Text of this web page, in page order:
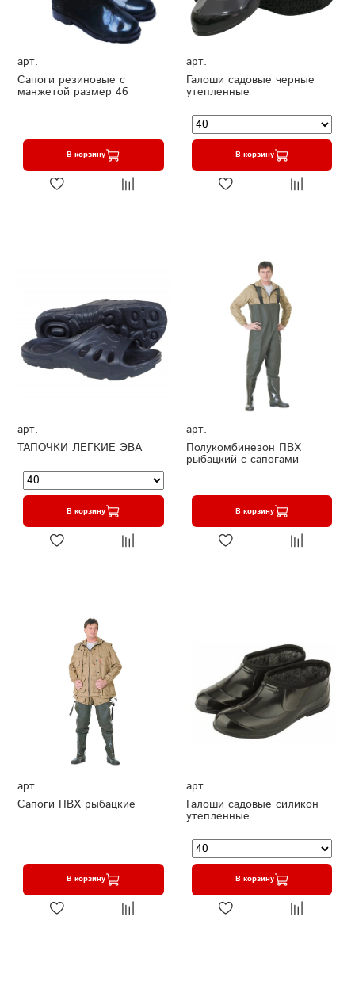
арт.
Сапоги резиновые с
манжетой размер 46
В корзину
арт.
Галоши садовые черные
утепленные
В корзину
арт.
ТАПОЧКИ ЛЕГКИЕ ЭВА
В корзину
арт.
Полукомбинезон ПВХ
рыбацкий с сапогами
В корзину
арт.
Сапоги ПВХ рыбацкие
В корзину
арт.
Галоши садовые силикон
утепленные
В корзину